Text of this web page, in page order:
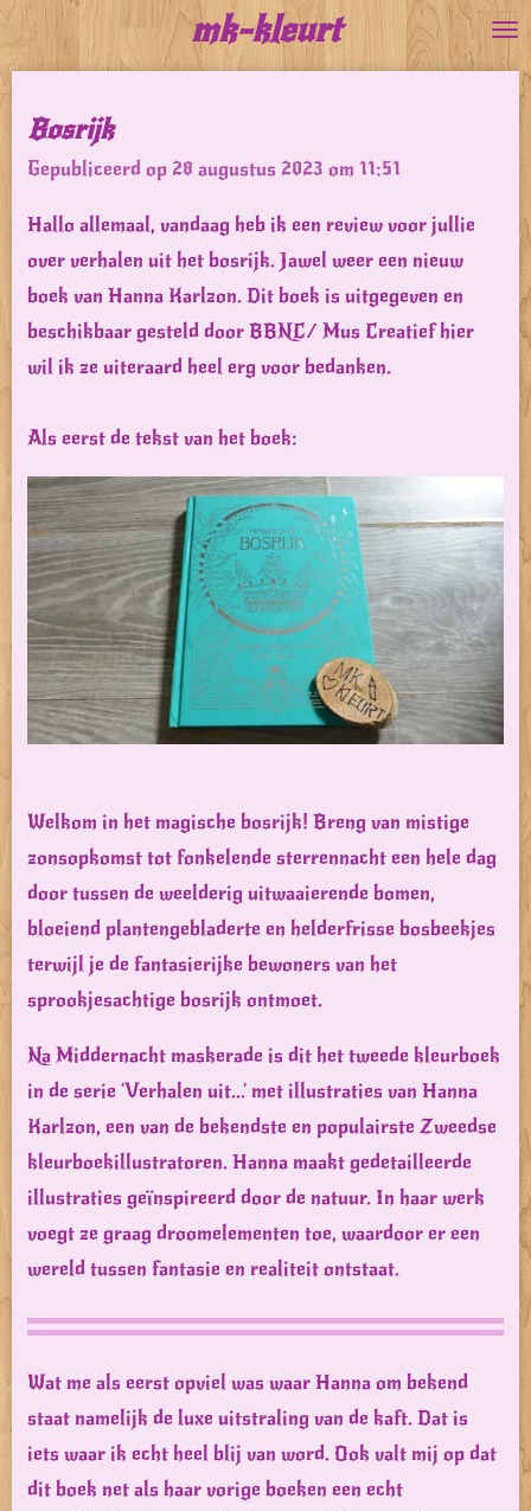
direct
de
hoofdinhoud
mk-kleurt
Bosrijk
Gepubliceerd op 28 augustus 2023 om 11:51
Hallo allemaal, vandaag heb ik een review voor jullie
over verhalen uit het bosrijk. Jawel weer een nieuw
boek van Hanna Karlzon. Dit boek is uitgegeven en
beschikbaar gesteld door BBNC/ Mus Creatief hier
wil ik ze uiteraard heel erg voor bedanken.
Als eerst de tekst van het boek:
Welkom in het magische bosrijk! Breng van mistige
zonsopkomst tot fonkelende sterrennacht een hele dag
door tussen de weelderig uitwaaierende bomen,
bloeiend plantengebladerte en helderfrisse bosbeekjes
terwijl je de fantasierijke bewoners van het
sprookjesachtige bosrijk ontmoet.
Na Middernacht maskerade is dit het tweede kleurboek
in de serie 'Verhalen uit...' met illustraties van Hanna
Karlzon, een van de bekendste en populairste Zweedse
kleurboekillustratoren. Hanna maakt gedetailleerde
illustraties geïnspireerd door de natuur. In haar werk
voegt ze graag droomelementen toe, waardoor er een
wereld tussen fantasie en realiteit ontstaat.
Wat me als eerst opviel was waar Hanna om bekend
staat namelijk de luxe uitstraling van de kaft. Dat is
iets waar ik echt heel blij van word. Ook valt mij op dat
dit boek net als haar vorige boeken een echt